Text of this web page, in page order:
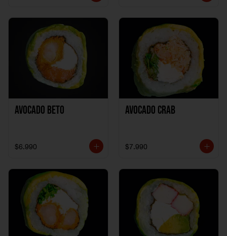
Avocado Beto
$6.990
Avocado Crab
$7.990